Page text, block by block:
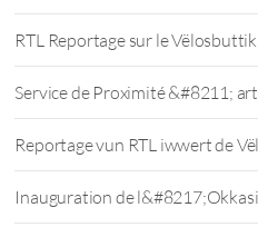
RTL Reportage sur le Vëlosbuttik
Service de Proximité &#8211;
Reportage vun RTL iwwert de
Inauguration de